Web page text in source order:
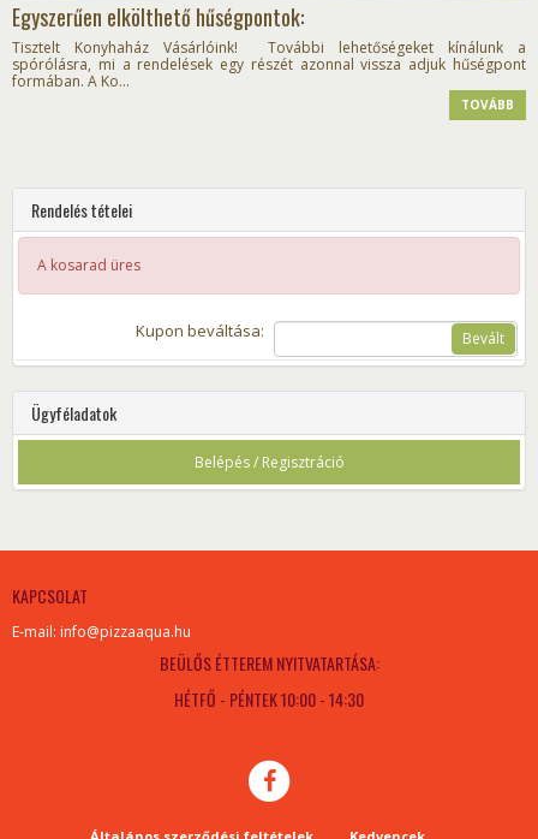
Egyszerűen elkölthető hűségpontok:
Tisztelt Konyhaház Vásárlóink! További lehetőségeket kínálunk a
spórólásra, mi a rendelések egy részét azonnal vissza adjuk hűségpont
formában. A Ko...
TOVÁBB
Rendelés tételei
A kosarad üres
Kupon beváltása: Bevált
Ügyféladatok
Belépés / Regisztráció
KAPCSOLAT
E-mail: info@pizzaaqua.hu
BEÜLŐS ÉTTEREM NYITVATARTÁSA:
HÉTFŐ - PÉNTEK 10:00 - 14:30
Általános szerződési feltételek Kedvencek